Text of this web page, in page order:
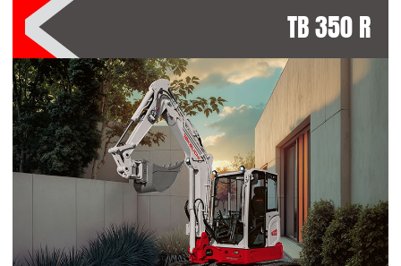
TB 350 R